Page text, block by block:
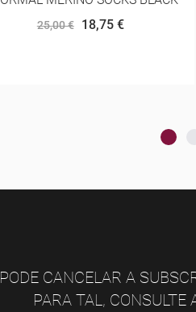
159,99 € 95,99 €
PODE CANCELAR A
PARA TAL,